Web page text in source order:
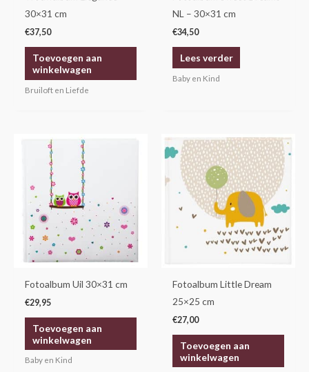
30×31 cm
€37,50
Toevoegen aan
winkelwagen
Bruiloft en Liefde
NL – 30×31 cm
€34,50
Lees verder
Baby en Kind
Fotoalbum Uil 30×31 cm
€29,95
Toevoegen aan
winkelwagen
Baby en Kind
Fotoalbum Little Dream
25×25 cm
€27,00
Toevoegen aan
winkelwagen